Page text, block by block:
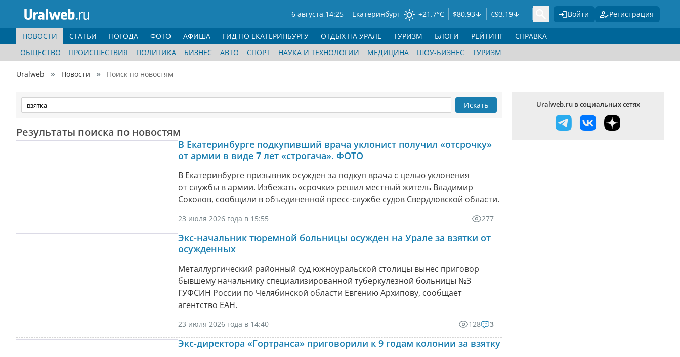
6 августа,14:25 Екатеринбург +21.7°C $80.93 €93.19 Войти Регистрация
НОВОСТИ
ОБЩЕСТВО
ПРОИСШЕСТВИЯ ПОЛИТИКА БИЗНЕС АВТО СПОРТ НАУКА И ТЕХНОЛОГИИ МЕДИЦИНА ШОУ-БИЗНЕС ТУРИЗМ
СТАТЬИ ПОГОДА ФОТО АФИША ГИД ПО ЕКАТЕРИНБУРГУ ОТДЫХ НА УРАЛЕ ТУРИЗМ БЛОГИ РЕЙТИНГ СПРАВКА
Uralweb Новости Поиск по новостям
Искать
Результаты поиска по новостям
В Екатеринбурге подкупивший врача уклонист получил «отсрочку»
от армии в виде 7 лет «строгача». ФОТО
В Екатеринбурге призывник осужден за подкуп врача с целью уклонения
от службы в армии. Избежать «срочки» решил местный житель Владимир
Соколов, сообщили в объединенной пресс-службе судов Свердловской области.
23 июля 2026 года в 15:55 277
Экс-начальник тюремной больницы осужден на Урале за взятки от
осужденных
Металлургический районный суд южноуральской столицы вынес приговор
бывшему начальнику специализированной туберкулезной больницы №3
ГУФСИН России по Челябинской области Евгению Архипову, сообщает
агентство ЕАН.
23 июля 2026 года в 14:40 128 3
Экс-директора «Гортранса» приговорили к 9 годам колонии за взятку
Uralweb.ru в социальных сетях